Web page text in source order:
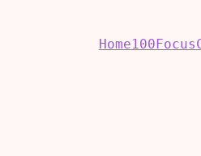
Home100Focus